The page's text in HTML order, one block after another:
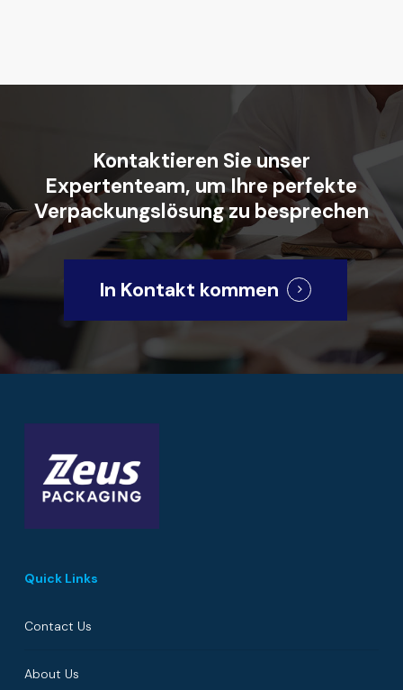
Kontaktieren Sie unser
Expertenteam, um Ihre perfekte
Verpackungslösungzu besprechen
In Kontakt kommen
Quick Links
Contact Us
About Us